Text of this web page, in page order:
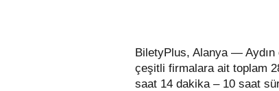
BiletyPlus, Alanya — Aydın
çeşitli firmalara ait toplam
saat 14 dakika – 10 saat